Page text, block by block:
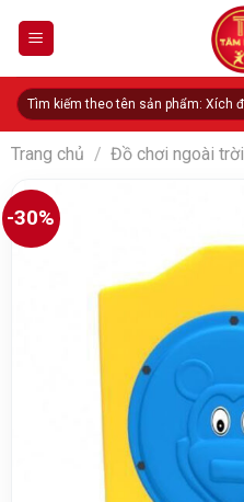
Tìm
kiếm:
Trang chủ / Đồ chơi ngoài trời
-30%